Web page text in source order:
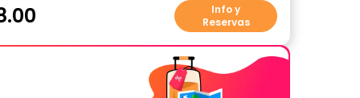
Info y
Reservas